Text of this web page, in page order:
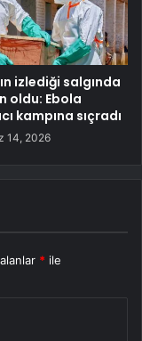
izlediği salgında
oldu: Ebola
kampına sıçradı
14, 2026
* ile